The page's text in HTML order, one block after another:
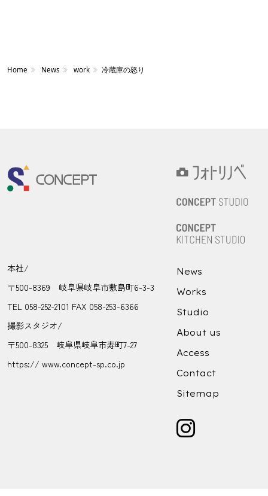
Home News work 冷蔵庫の怒り
本社/
〒500-8369 岐阜県岐阜市敷島町6-3-3
TEL 058-252-2101 FAX 058-253-6366
撮影スタジオ/
〒500-8325 岐阜県岐阜市寿町7-27
https:// www.concept-sp.co.jp
News
Works
Studio
About us
Access
Contact
Sitemap